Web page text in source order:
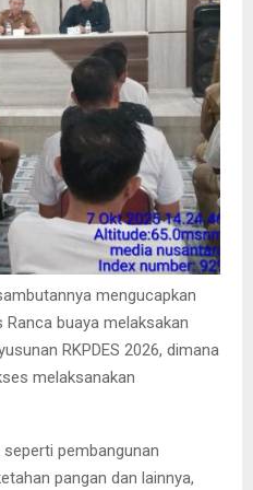
mengucapkan
buaya melaksakan
RKPDES 2026, dimana
melaksanakan
pembangunan
pangan dan lainnya,